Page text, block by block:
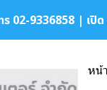
02-9336858 | เปิด
หน้